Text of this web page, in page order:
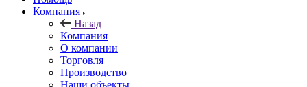
Компания
Назад
Компания
О компании
Торговля
Производство
Наши объекты